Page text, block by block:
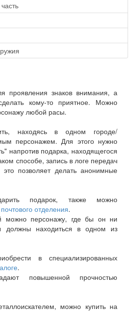
проявления знаков внимания, а
кому-то приятное. Можно
любой расы.
находясь в одном городе/
персонажем. Для этого нужно
напротив подарка, находящегося
способе, запись в логе передач
позволяет делать анонимные
подарок, также можно
почтового отделения.
можно персонажу, где бы он ни
должны находиться в одном из
в специализированных
.
повышенной прочностью
можно купить на